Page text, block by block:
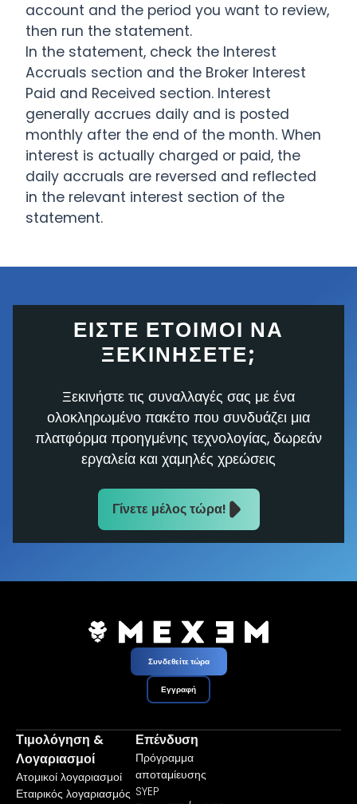
account and the period you want to review,
then run the statement.
In the statement, check the Interest
Accruals section and the Broker Interest
Paid and Received section. Interest
generally accrues daily and is posted
monthly after the end of the month. When
interest is actually charged or paid, the
daily accruals are reversed and reflected
in the relevant interest section of the
statement.
ΕΊΣΤΕ ΈΤΟΙΜΟΙ ΝΑ
ΞΕΚΙΝΉΣΕΤΕ;
Ξεκινήστε τις συναλλαγές σας με ένα
ολοκληρωμένο πακέτο που συνδυάζει μια
πλατφόρμα προηγμένης τεχνολογίας, δωρεάν
εργαλεία και χαμηλές χρεώσεις
Γίνετε μέλος τώρα!
Συνδεθείτε τώρα
Εγγραφή
Τιμολόγηση &
Λογαριασμοί
Ατομικοί λογαριασμοί
Εταιρικός λογαριασμός
Επένδυση
Πρόγραμμα
αποταμίευσης
SYEP